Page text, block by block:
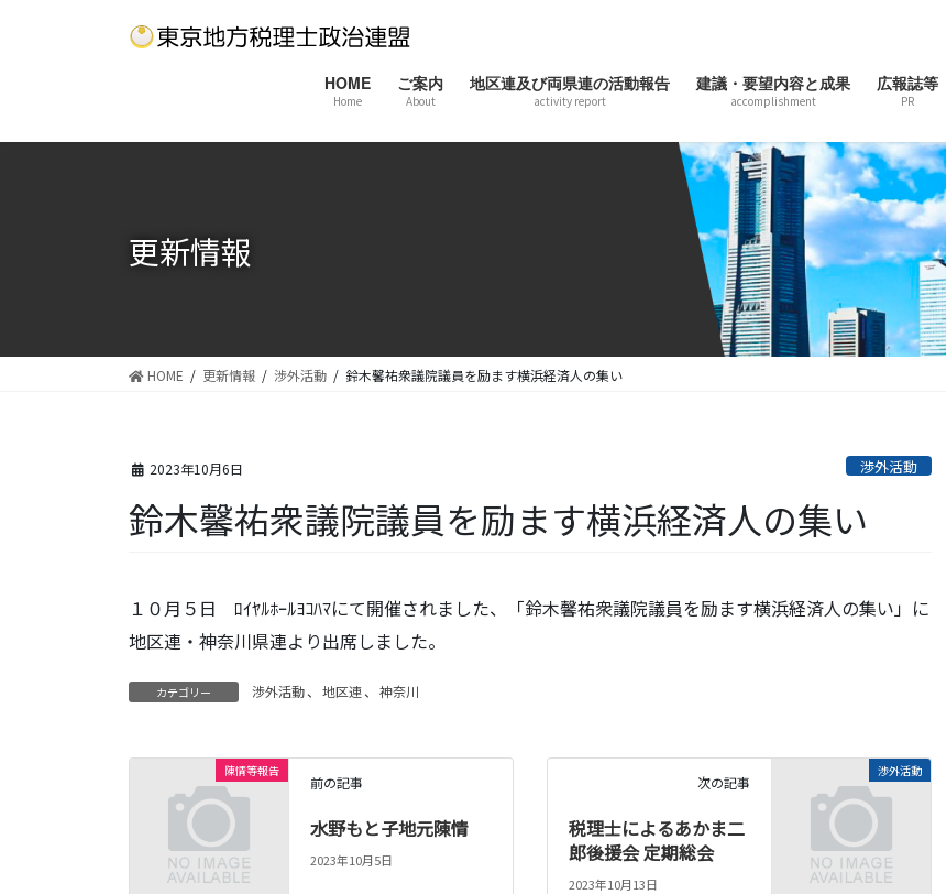
に
ョ
HOME
Home
ご案内
About
地区連及び両県連の活動報告
activity report
建議・要望内容と成果
accomplishment
広報誌等
PR
更新情報
HOME 更新情報 渉外活動 鈴木馨祐衆議院議員を励ます横浜経済人の集い
2023年10月6日 渉外活動
鈴木馨祐衆議院議員を励ます横浜経済人の集い
１０月５日 ﾛｲﾔﾙﾎｰﾙﾖｺﾊﾏにて開催されました、「鈴木馨祐衆議院議員を励ます横浜経済人の集い」に
地区連・神奈川県連より出席しました。
カテゴリー 渉外活動、 地区連、 神奈川
陳情等報告
前の記事
水野もと子地元陳情
2023年10月5日
渉外活動
次の記事
税理士によるあかま二
郎後援会 定期総会
2023年10月13日